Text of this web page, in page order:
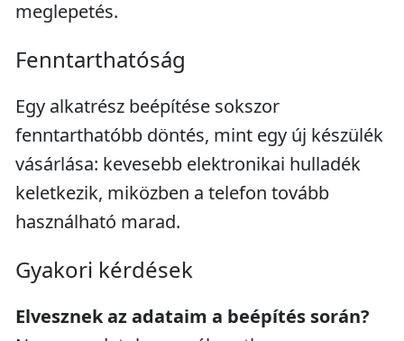
meglepetés.
Fenntarthatóság
Egy alkatrész beépítése sokszor
fenntarthatóbb döntés, mint egy új készülék
vásárlása: kevesebb elektronikai hulladék
keletkezik, miközben a telefon tovább
használható marad.
Gyakori kérdések
Elvesznek az adataim a beépítés során?